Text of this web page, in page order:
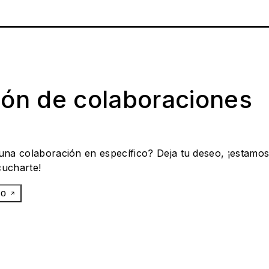
de colaboraciones
colaboración en específico? Deja tu deseo, ¡estamos